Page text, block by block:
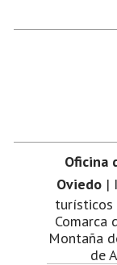
Oficina
Oviedo|
turísticos
Comarca
Montaña
de